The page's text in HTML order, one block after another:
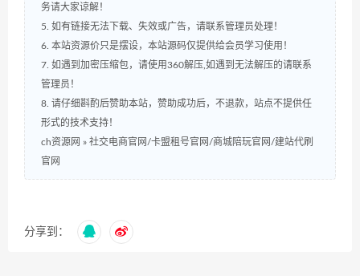
务请大家谅解！
5. 如有链接无法下载、失效或广告，请联系管理员处理！
6. 本站资源价只是摆设，本站源码仅提供给会员学习使用！
7. 如遇到加密压缩包，请使用360解压,如遇到无法解压的请联系
管理员！
8. 请仔细斟酌后赞助本站，赞助成功后，不退款，站点不提供任
形式的技术支持！
ch资源网 » 社交电商官网/卡盟租号官网/商城陪玩官网/建站代刷
官网
分享到：